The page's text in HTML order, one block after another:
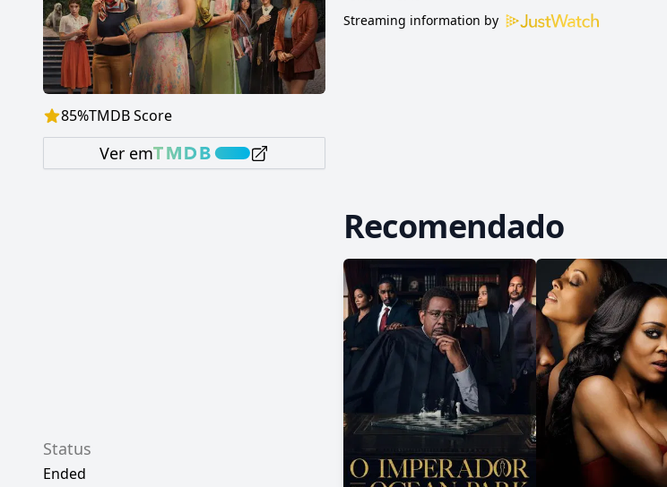
85%TMDB Score
Ver em
Streaming information by
Status
Ended
Recomendado